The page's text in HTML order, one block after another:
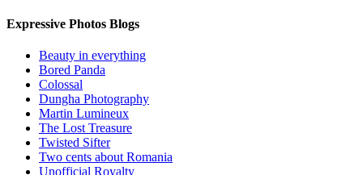
Expressive Photos Blogs
Beauty in everything
Bored Panda
Colossal
Dungha Photography
Martin Lumineux
The Lost Treasure
Twisted Sifter
Two cents about Romania
Unofficial Royalty